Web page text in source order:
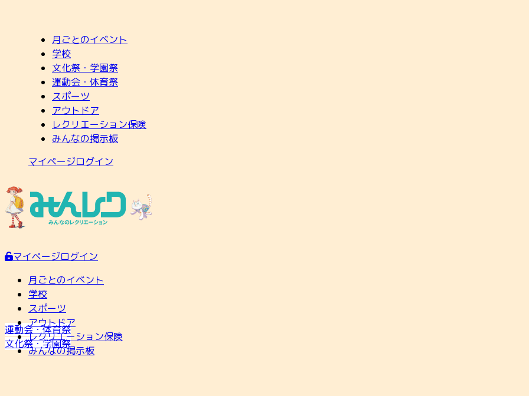
月ごとのイベント
学校
文化祭・学園祭
運動会・体育祭
スポーツ
アウトドア
レクリエーション保険
みんなの掲示板
マイページログイン
マイページログイン
月ごとのイベント
学校
運動会・体育祭
文化祭・学園祭
スポーツ
アウトドア
レクリエーション保険
みんなの掲示板